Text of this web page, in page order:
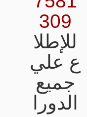
309
للإطلا
ع علي
جميع
الدورا